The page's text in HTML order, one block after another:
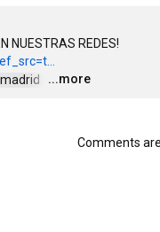
NUESTRAS REDES!
…
...more
Comments